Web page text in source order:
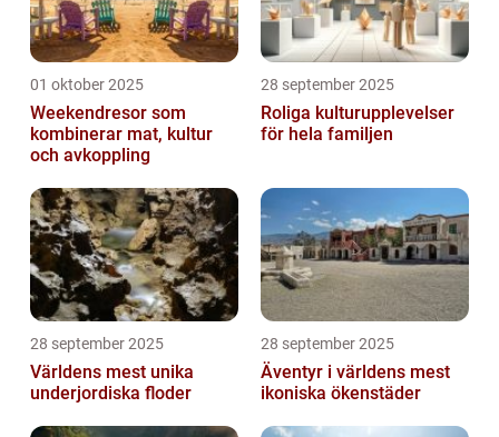
01 oktober 2025
Weekendresor som
kombinerar mat, kultur
och avkoppling
28 september 2025
Roliga kulturupplevelser
för hela familjen
28 september 2025
Världens mest unika
underjordiska floder
28 september 2025
Äventyr i världens mest
ikoniska ökenstäder